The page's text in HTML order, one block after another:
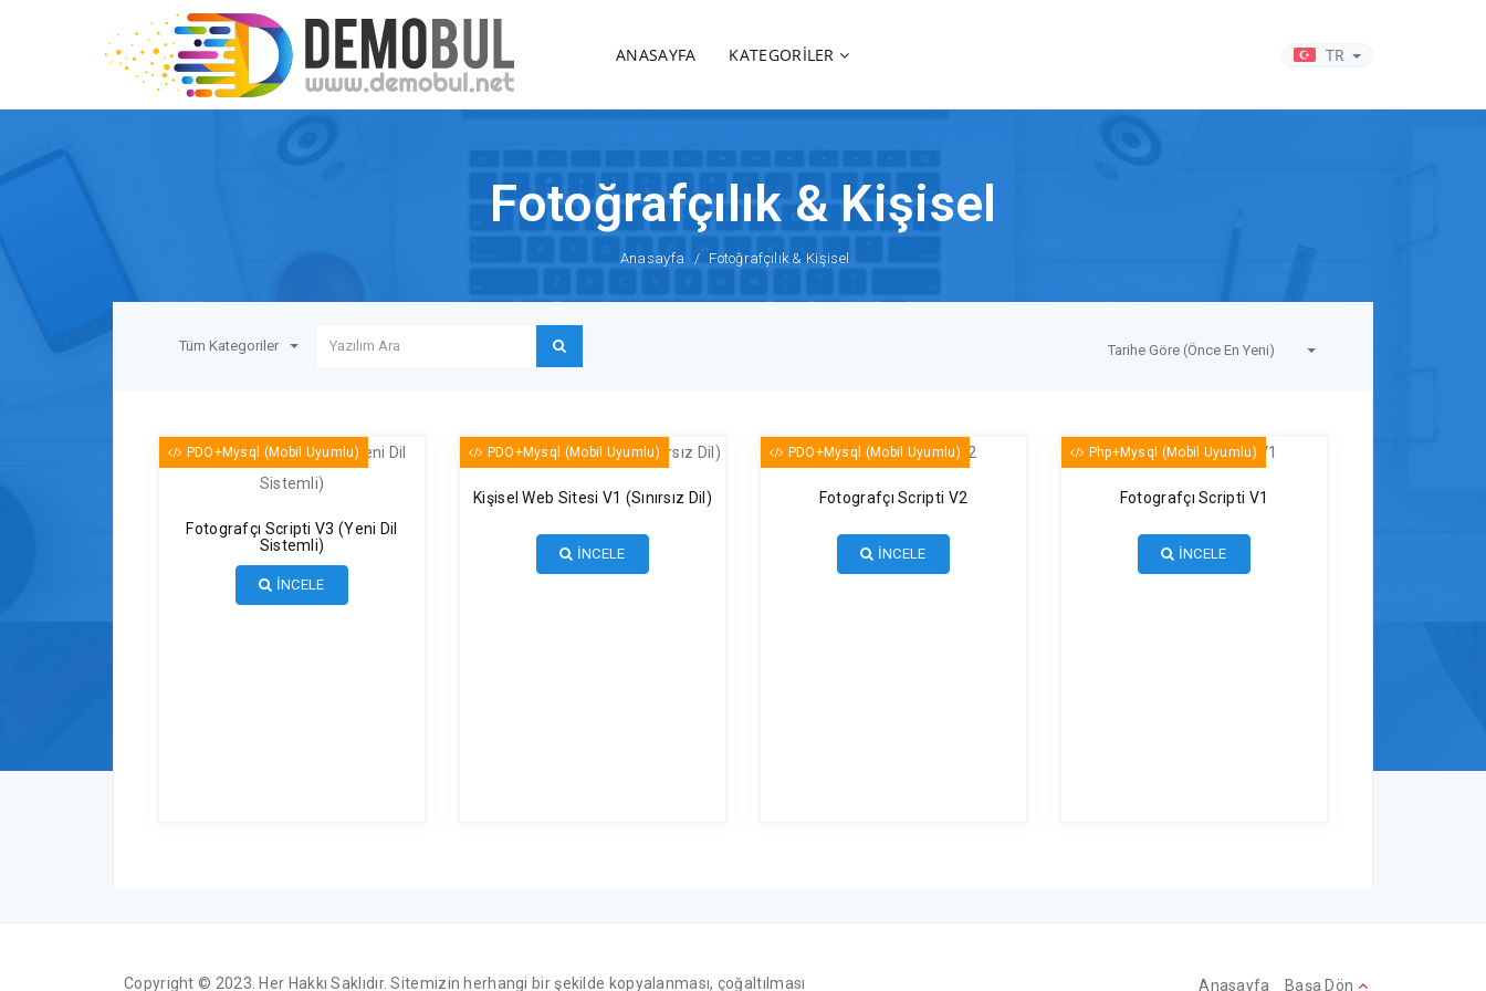
ANASAYFA KATEGORİLER TR
Fotoğrafçılık & Kişisel
Anasayfa Fotoğrafçılık & Kişisel
Tüm Kategoriler Tarihe Göre (Önce En Yeni)
PDO+Mysql (Mobil Uyumlu)
Fotografçı Scripti V3 (Yeni Dil
Sistemli)
İNCELE
PDO+Mysql (Mobil Uyumlu)
Kişisel Web Sitesi V1 (Sınırsız Dil)
İNCELE
PDO+Mysql (Mobil Uyumlu)
Fotografçı Scripti V2
İNCELE
Php+Mysql (Mobil Uyumlu)
Fotografçı Scripti V1
İNCELE
Copyright © 2023. Her Hakkı Saklıdır. Sitemizin herhangi bir şekilde kopyalanması, çoğaltılması Anasayfa Başa Dön